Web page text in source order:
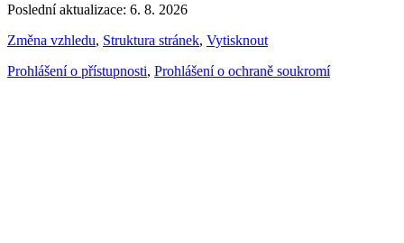
Poslední aktualizace: 6. 8. 2026
Změna vzhledu, Struktura stránek, Vytisknout
Prohlášení o přístupnosti, Prohlášení o ochraně soukromí